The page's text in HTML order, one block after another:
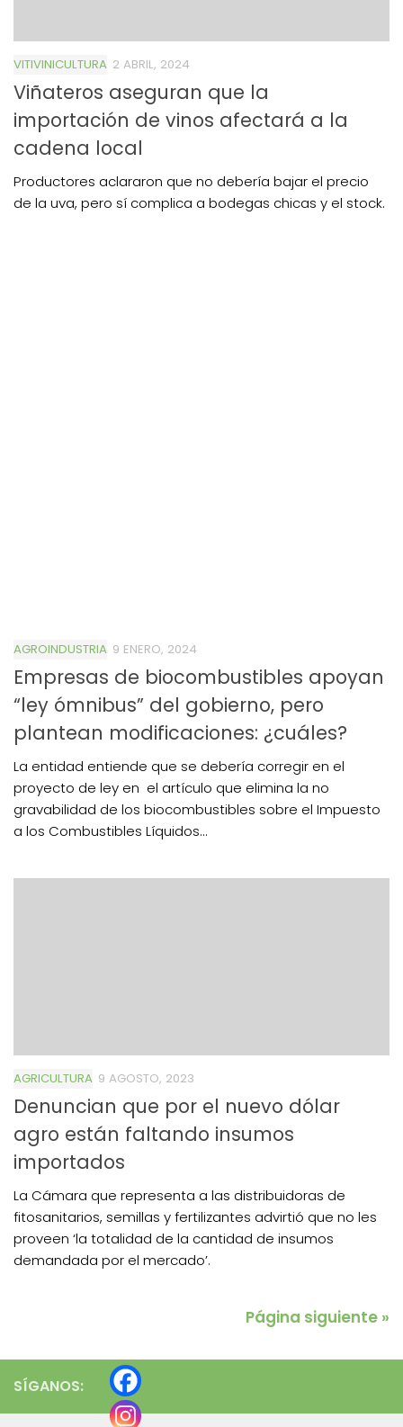
VITIVINICULTURA 2 ABRIL, 2024
Viñateros aseguran que la
importación de vinos afectará a la
cadena local
Productores aclararon que no debería bajar el precio
de la uva, pero sí complica a bodegas chicas y el stock.
AGROINDUSTRIA 9 ENERO, 2024
Empresas de biocombustibles apoyan
“ley ómnibus” del gobierno, pero
plantean modificaciones: ¿cuáles?
La entidad entiende que se debería corregir en el
proyecto de ley en el artículo que elimina la no
gravabilidad de los biocombustibles sobre el Impuesto
a los Combustibles Líquidos...
AGRICULTURA 9 AGOSTO, 2023
Denuncian que por el nuevo dólar
agro están faltando insumos
importados
La Cámara que representa a las distribuidoras de
fitosanitarios, semillas y fertilizantes advirtió que no les
proveen ‘la totalidad de la cantidad de insumos
demandada por el mercado’.
Página siguiente »
SÍGANOS: